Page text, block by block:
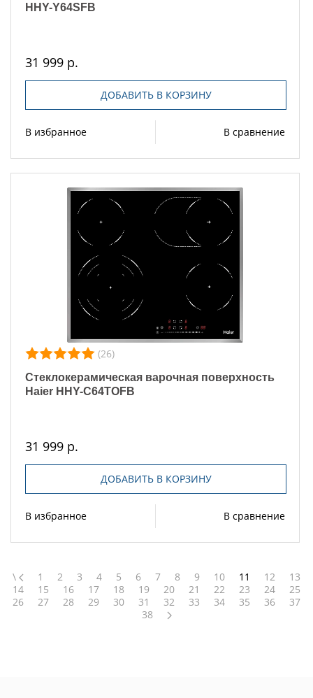
HHY-Y64SFB
31 999 р.
ДОБАВИТЬ В КОРЗИНУ
В избранное В сравнение
(26)
Стеклокерамическая варочная поверхность
Haier HHY-C64TOFB
31 999 р.
ДОБАВИТЬ В КОРЗИНУ
В избранное В сравнение
\ 1 2 3 4 5 6 7 8 9 10 11 12
13
14
15 16 17 18 19 20 21 22 23 24
25
26
27 28 29 30 31 32 33 34 35 36
37
38